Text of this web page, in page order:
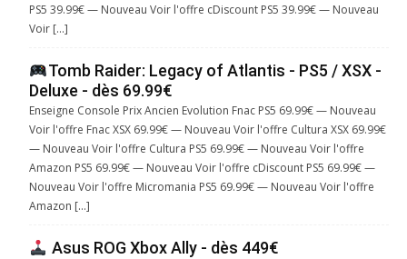
PS5 39.99€ — Nouveau Voir l'offre cDiscount PS5 39.99€ — Nouveau
Voir […]
Tomb Raider: Legacy of Atlantis - PS5 / XSX -
Deluxe - dès 69.99€
Enseigne Console Prix Ancien Evolution Fnac PS5 69.99€ — Nouveau
Voir l'offre Fnac XSX 69.99€ — Nouveau Voir l'offre Cultura XSX 69.99€
— Nouveau Voir l'offre Cultura PS5 69.99€ — Nouveau Voir l'offre
Amazon PS5 69.99€ — Nouveau Voir l'offre cDiscount PS5 69.99€ —
Nouveau Voir l'offre Micromania PS5 69.99€ — Nouveau Voir l'offre
Amazon […]
Asus ROG Xbox Ally - dès 449€